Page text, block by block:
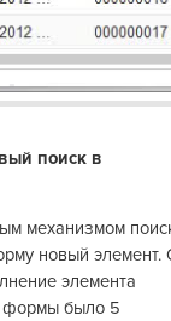
поиск в
механизмом
новый элемент.
элемента
было 5